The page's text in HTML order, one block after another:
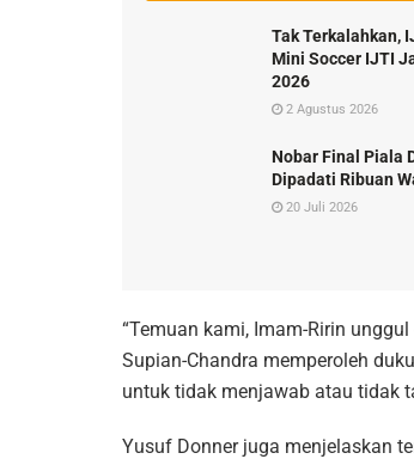
Tak Terkalahkan,
Mini Soccer IJTI
2026
2 Agustus 2026
Nobar Final Piala
Dipadati Ribuan
20 Juli 2026
“Temuan kami, Imam-Ririn
Supian-Chandra memperoleh
untuk tidak menjawab atau tidak
Yusuf Donner juga menjelaskan